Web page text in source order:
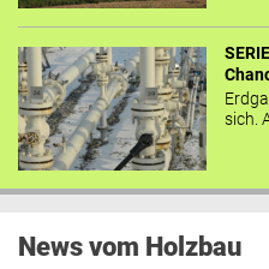
sich.
News vom Holzbau